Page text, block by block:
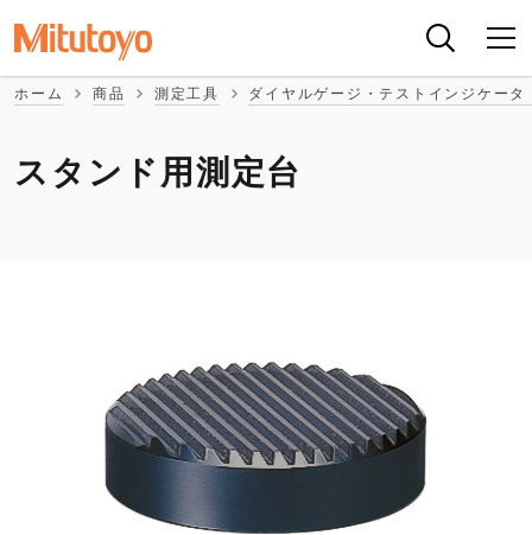
ホーム 商品 測定工具 ダイヤルゲージ・テストインジケー
スタンド用測定台